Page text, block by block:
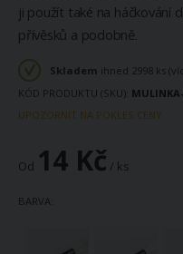
ji použít také na háčkování
přívěsků a podobně.
Skladem ihned 2998 ks
KÓD PRODUKTU (SKU)
UPOZORNIT NA POKLES CENY
Od 14 Kč / ks
BARVA